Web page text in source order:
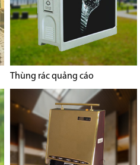
Thùng rác quảng cáo